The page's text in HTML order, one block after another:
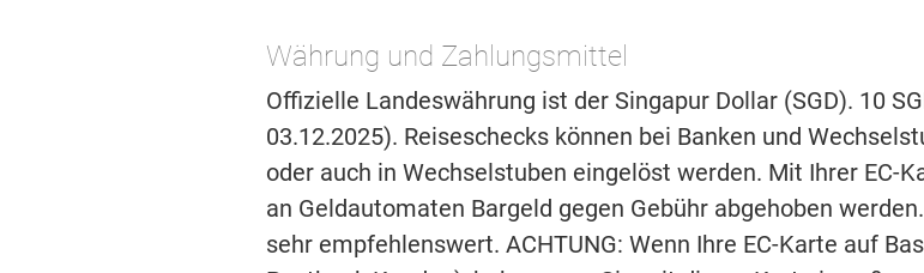
Währung und Zahlungsmittel
Offizielle Landeswährung ist der Singapur Dollar (SGD). 10
03.12.2025). Reiseschecks können bei Banken und
oder auch in Wechselstuben eingelöst werden. Mit Ihrer EC-
an Geldautomaten Bargeld gegen Gebühr abgehoben
sehr empfehlenswert. ACHTUNG: Wenn Ihre EC-Karte auf